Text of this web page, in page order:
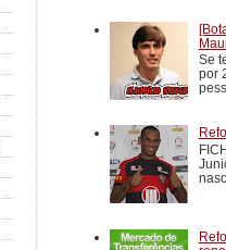
Se
por